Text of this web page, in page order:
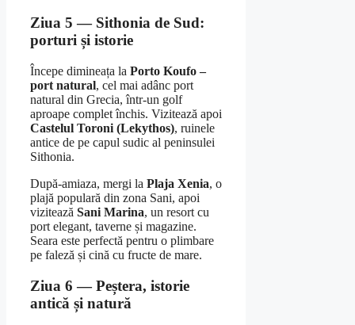
Ziua 5 — Sithonia de Sud:
porturi și istorie
Începe dimineața la Porto Koufo –
port natural, cel mai adânc port
natural din Grecia, într-un golf
aproape complet închis. Vizitează apoi
Castelul Toroni (Lekythos), ruinele
antice de pe capul sudic al peninsulei
Sithonia.
După-amiaza, mergi la Plaja Xenia, o
plajă populară din zona Sani, apoi
vizitează Sani Marina, un resort cu
port elegant, taverne și magazine.
Seara este perfectă pentru o plimbare
pe faleză și cină cu fructe de mare.
Ziua 6 — Peștera, istorie
antică și natură